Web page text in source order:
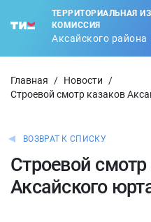
ТЕРРИТОРИАЛЬНАЯ
КОМИССИЯ
Аксайского района
Главная / Новости
/
Строевой смотр казаков
ВОЗВРАТ К СПИСКУ
Строевой смотр
Аксайского